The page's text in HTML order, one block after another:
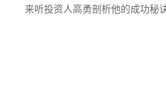
来听投资人高勇剖析他的成功秘